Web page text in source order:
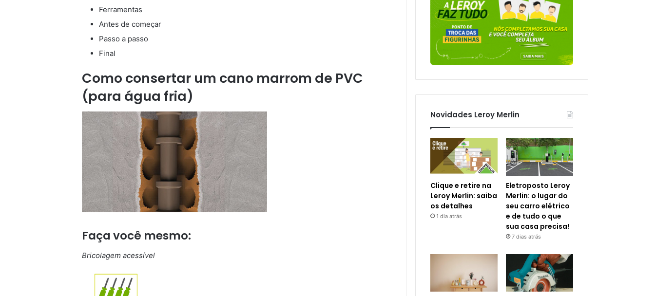
Ferramentas
Antes de começar
Passo a passo
Final
Como consertar um cano marrom de PVC
(para água fria)
Faça você mesmo:
Bricolagem acessível
Novidades Leroy Merlin
Clique e retire na
Leroy Merlin: saiba
os detalhes
1 dia atrás
Eletroposto Leroy
Merlin: o lugar do
seu carro elétrico
e de tudo o que
sua casa precisa!
7 dias atrás